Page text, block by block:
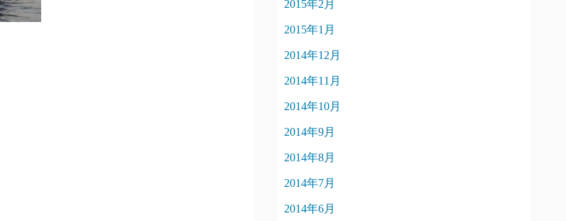
2015年2月
2015年1月
2014年12月
2014年11月
2014年10月
2014年9月
2014年8月
2014年7月
2014年6月